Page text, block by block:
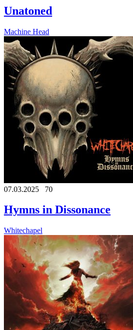
Unatoned
Machine Head
07.03.2025
70
Hymns in Dissonance
Whitechapel